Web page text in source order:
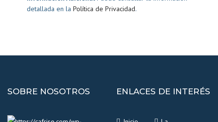
detallada en la Política de Privacidad.
SOBRE NOSOTROS ENLACES DE INTERÉS